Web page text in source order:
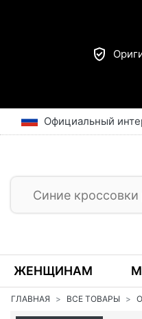
Официальный
ЖЕНЩИНАМ
ГЛАВНАЯ ВСЕ ТОВАРЫ